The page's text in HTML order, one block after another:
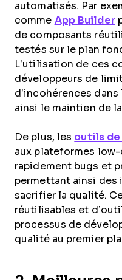
automatisés. Par
comme App Builder
de composants
testés sur le plan
L’utilisation de ces
développeurs de
d’incohérences
ainsi le maintien de
De plus, les outils
aux plateformes
rapidement bugs et
permettant ainsi des
sacrifier la qualité.
réutilisables et
processus de
qualité au premier